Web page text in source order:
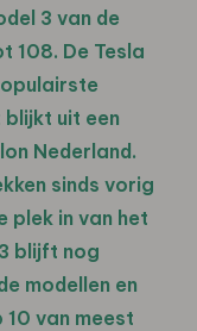
3 van de
108. De Tesla
blijkt uit een
Nederland.
sinds vorig
plek in van het
blijft nog
modellen en
van meest